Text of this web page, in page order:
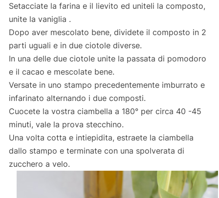
Setacciate la farina e il lievito ed uniteli la composto,
unite la vaniglia .
Dopo aver mescolato bene, dividete il composto in 2
parti uguali e in due ciotole diverse.
In una delle due ciotole unite la passata di pomodoro
e il cacao e mescolate bene.
Versate in uno stampo precedentemente imburrato e
infarinato alternando i due composti.
Cuocete la vostra ciambella a 180° per circa 40 -45
minuti, vale la prova stecchino.
Una volta cotta e intiepidita, estraete la ciambella
dallo stampo e terminate con una spolverata di
zucchero a velo.